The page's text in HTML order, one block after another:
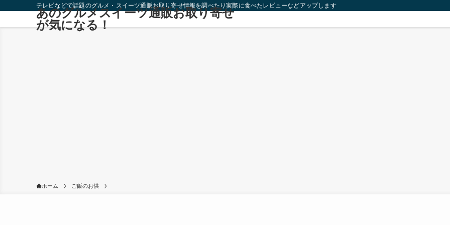
テレビなどで話題のグルメ・スイーツ通販お取り寄せ情報を調べたり実際に食べたレビューなどアップします！
あのグルメスイーツ通販お取り寄せ
が気になる！
ホーム ご飯のお供